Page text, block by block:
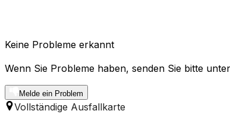
Keine Probleme erkannt
Wenn Sie Probleme haben, senden Sie bitte
Melde ein Problem
Vollständige Ausfallkarte